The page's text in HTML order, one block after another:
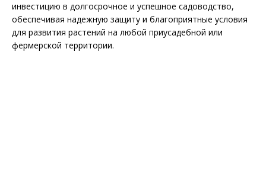
инвестицию в долгосрочное и успешное садоводство,
обеспечивая надежную защиту и благоприятные условия
для развития растений на любой приусадебной или
фермерской территории.